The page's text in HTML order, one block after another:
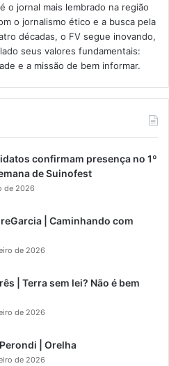
o jornal mais lembrado na região
o jornalismo ético e a busca pela
décadas, o FV segue inovando,
seus valores fundamentais:
e a missão de bem informar.​
confirmam presença no 1º
de Suinofest
de 2026
| Caminhando com
de 2026
| Terra sem lei? Não é bem
de 2026
| Orelha
de 2026